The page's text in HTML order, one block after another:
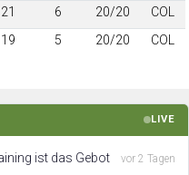
21 6 20/20
COL
19 5 20/20 COL
LIVE
ist das Gebot
vor 2 Tagen